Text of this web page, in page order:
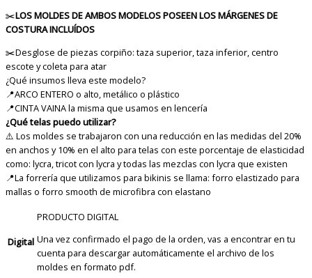
✂️LOS MOLDES DE AMBOS MODELOS POSEEN LOS MÁRGENES DE
COSTURA INCLUÍDOS
✂️Desglose de piezas corpiño: taza superior, taza inferior, centro
escote y coleta para atar
¿Qué insumos lleva este modelo?
📍ARCO ENTERO o alto, metálico o plástico
📍CINTA VAINA la misma que usamos en lencería
¿Qué telas puedo utilizar?
⚠️ Los moldes se trabajaron con una reducción en las medidas del 20%
en anchos y 10% en el alto para telas con este porcentaje de elasticidad
como: lycra, tricot con lycra y todas las mezclas con lycra que existen
📍La forrería que utilizamos para bikinis se llama: forro elastizado para
mallas o forro smooth de microfibra con elastano
Digital
PRODUCTO DIGITAL
Una vez confirmado el pago de la orden, vas a encontrar en tu
cuenta para descargar automáticamente el archivo de los
moldes en formato pdf.